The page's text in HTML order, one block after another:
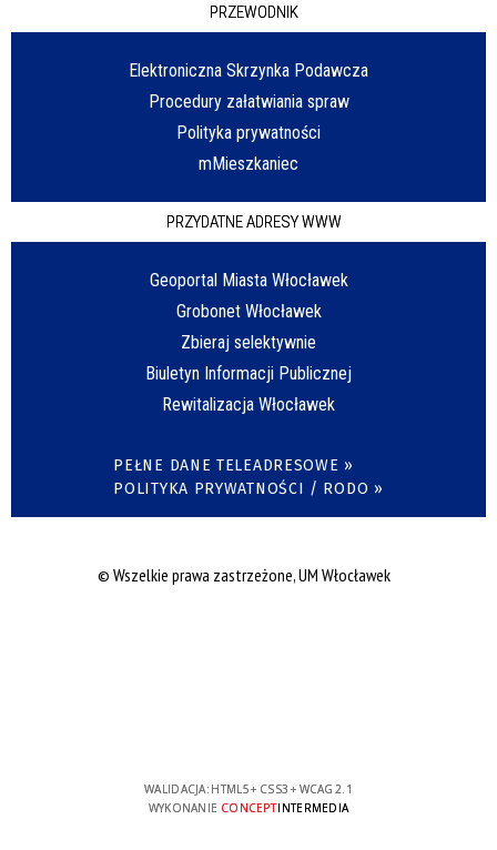
PRZEWODNIK
Elektroniczna Skrzynka Podawcza
Procedury załatwiania spraw
Polityka prywatności
mMieszkaniec
PRZYDATNE ADRESY WWW
Geoportal Miasta Włocławek
Grobonet Włocławek
Zbieraj selektywnie
Biuletyn Informacji Publicznej
Rewitalizacja Włocławek
PEŁNE DANE TELEADRESOWE »
POLITYKA PRYWATNOŚCI / RODO »
© Wszelkie prawa zastrzeżone, UM Włocławek
WALIDACJA: HTML5+ CSS3 + WCAG 2.1
WYKONANIE CONCEPTINTERMEDIA